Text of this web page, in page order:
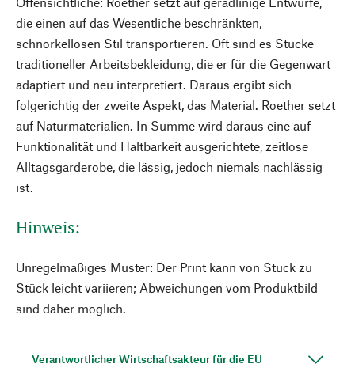
die einen auf das Wesentliche beschränkten,
schnörkellosen Stil transportieren. Oft sind es Stücke
traditioneller Arbeitsbekleidung, die er für die Gegenwart
adaptiert und neu interpretiert. Daraus ergibt sich
folgerichtig der zweite Aspekt, das Material. Roether setzt
auf Naturmaterialien. In Summe wird daraus eine auf
Funktionalität und Haltbarkeit ausgerichtete, zeitlose
Alltagsgarderobe, die lässig, jedoch niemals nachlässig
ist.
Hinweis:
Unregelmäßiges Muster: Der Print kann von Stück zu
Stück leicht variieren; Abweichungen vom Produktbild
sind daher möglich.
Verantwortlicher Wirtschaftsakteur für die EU